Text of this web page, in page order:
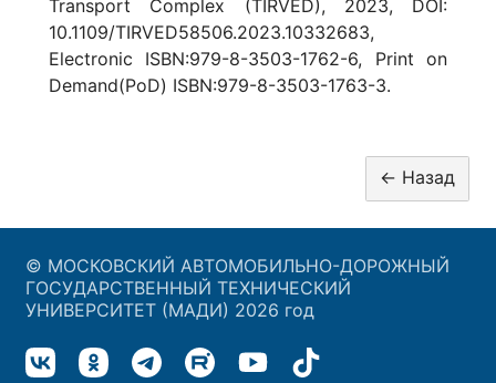
Transport Complex (TIRVED), 2023, DOI:
10.1109/TIRVED58506.2023.10332683,
Electronic ISBN:979-8-3503-1762-6, Print on
Demand(PoD) ISBN:979-8-3503-1763-3.
© МОСКОВСКИЙ АВТОМОБИЛЬНО-ДОРОЖНЫЙ
ГОСУДАРСТВЕННЫЙ ТЕХНИЧЕСКИЙ
УНИВЕРСИТЕТ (МАДИ) 2026 год